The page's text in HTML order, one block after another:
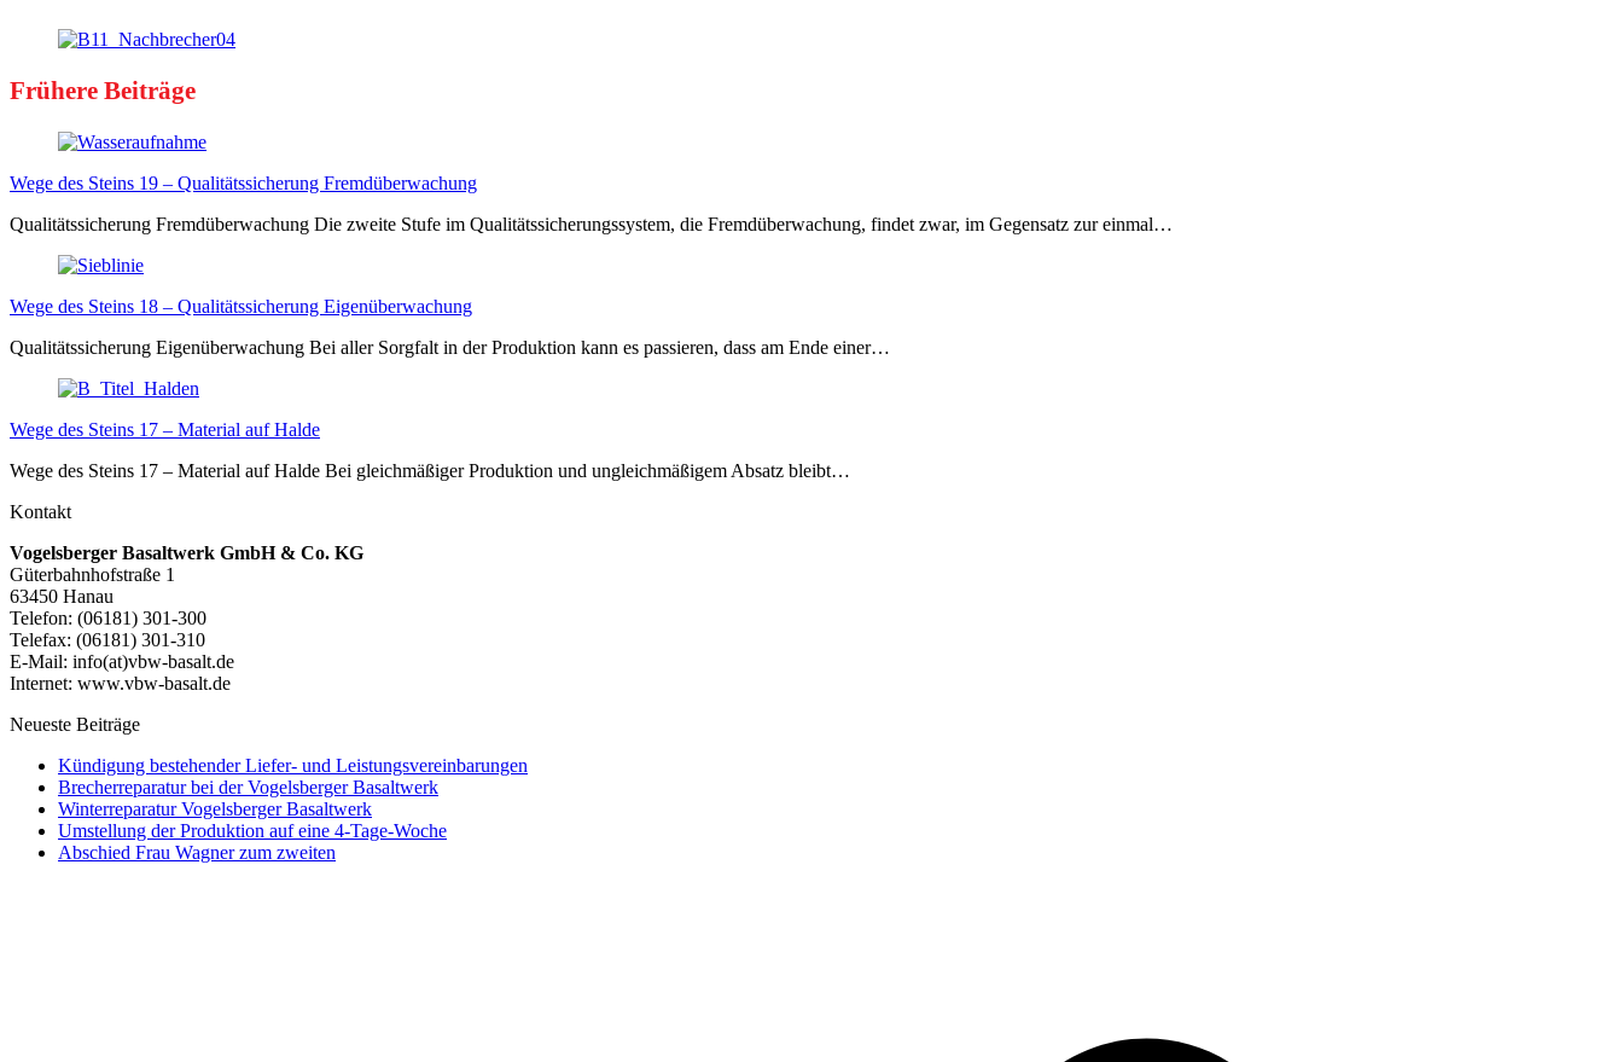
Frühere Beiträge
Wege des Steins 19 – Qualitätssicherung Fremdüberwachung
Qualitätssicherung Fremdüberwachung Die zweite Stufe im Qualitätssicherungssystem, die Fremdüberwachung, findet zwar, im Gegensatz zur einmal…
Wege des Steins 18 – Qualitätssicherung Eigenüberwachung
Qualitätssicherung Eigenüberwachung Bei aller Sorgfalt in der Produktion kann es passieren, dass am Ende einer…
Wege des Steins 17 – Material auf Halde
Wege des Steins 17 – Material auf Halde Bei gleichmäßiger Produktion und ungleichmäßigem Absatz bleibt…
Kontakt
Vogelsberger Basaltwerk GmbH & Co. KG
Güterbahnhofstraße 1
63450 Hanau
Telefon: (06181) 301-300
Telefax: (06181) 301-310
E-Mail: info(at)vbw-basalt.de
Internet: www.vbw-basalt.de
Neueste Beiträge
Kündigung bestehender Liefer- und Leistungsvereinbarungen
Brecherreparatur bei der Vogelsberger Basaltwerk
Winterreparatur Vogelsberger Basaltwerk
Umstellung der Produktion auf eine 4-Tage-Woche
Abschied Frau Wagner zum zweiten